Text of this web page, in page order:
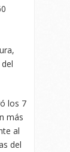
los 7
más
al
del